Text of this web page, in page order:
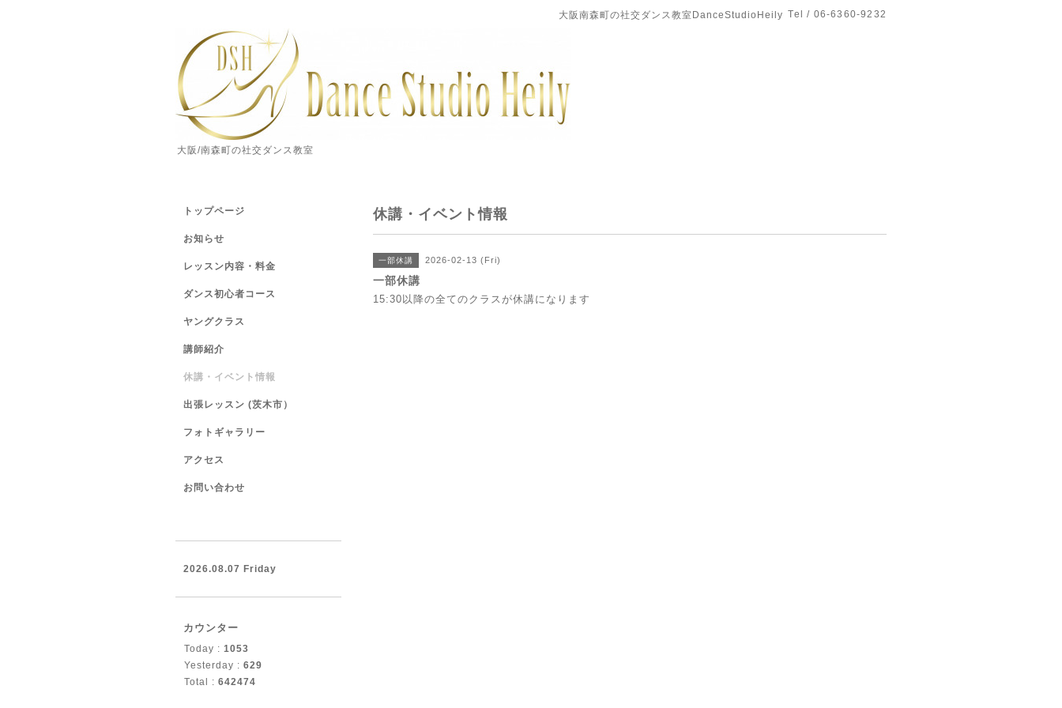
大阪南森町の社交ダンス教室DanceStudioHeily Tel / 06-6360-9232
大阪/南森町の社交ダンス教室
休講・イベント情報
一部休講 2026-02-13 (Fri)
一部休講
15:30以降の全てのクラスが休講になります
トップページ
お知らせ
レッスン内容・料金
ダンス初心者コース
ヤングクラス
講師紹介
休講・イベント情報
出張レッスン (茨木市）
フォトギャラリー
アクセス
お問い合わせ
2026.08.07 Friday
カウンター
Today : 1053
Yesterday : 629
Total : 642474